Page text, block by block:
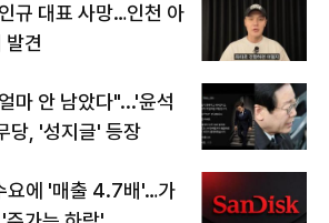
규 대표 사망…인천 아
발견
마 안 남았다"...'윤석
당, '성지글' 등장
요에 '매출 4.7배'…가